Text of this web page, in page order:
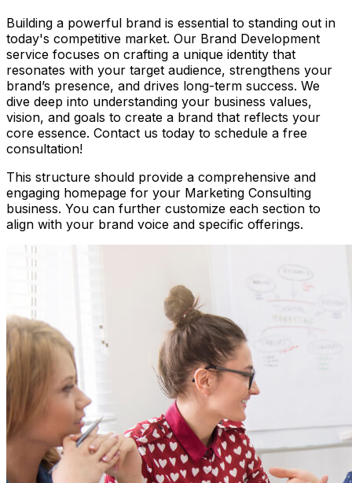
Building a powerful brand is essential to standing out in
today's competitive market. Our Brand Development
service focuses on crafting a unique identity that
resonates with your target audience, strengthens your
brand’s presence, and drives long-term success. We
dive deep into understanding your business values,
vision, and goals to create a brand that reflects your
core essence. Contact us today to schedule a free
consultation!
This structure should provide a comprehensive and
engaging homepage for your Marketing Consulting
business. You can further customize each section to
align with your brand voice and specific offerings.